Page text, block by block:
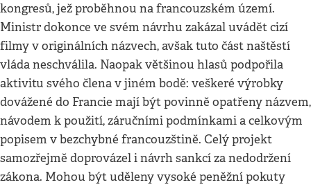
kongresů, jež proběhnou na francouzském území.
Ministr dokonce ve svém návrhu zakázal uvádět cizí
filmy v originálních názvech, avšak tuto část naštěstí
vláda neschválila. Naopak většinou hlasů podpořila
aktivitu svého člena v jiném bodě: veškeré výrobky
dovážené do Francie mají být povinně opatřeny názvem,
návodem k použití, záručními podmínkami a celkovým
popisem v bezchybné francouzštině. Celý projekt
samozřejmě doprovázel i návrh sankcí za nedodržení
zákona. Mohou být uděleny vysoké peněžní pokuty